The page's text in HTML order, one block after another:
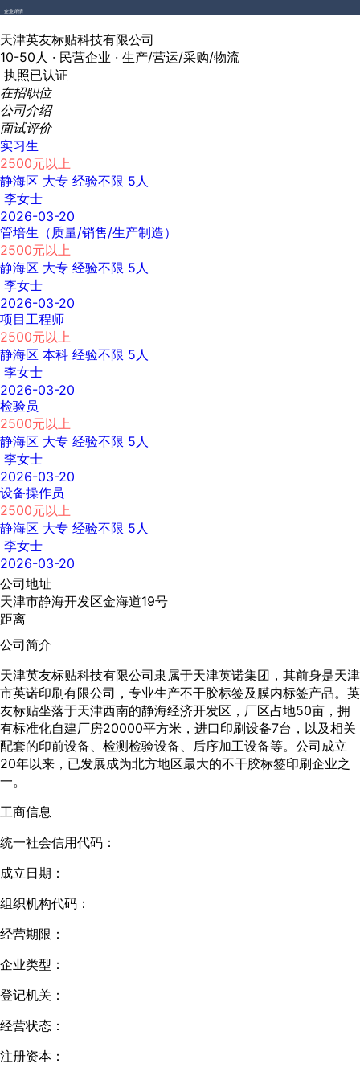
企业详情
天津英友标贴科技有限公司
10-50人 · 民营企业 · 生产/营运/采购/物流
执照已认证
在招职位
公司介绍
面试评价
实习生
2500元以上
静海区 大专 经验不限 5人
李女士
2026-03-20
管培生（质量/销售/生产制造）
2500元以上
静海区 大专 经验不限 5人
李女士
2026-03-20
项目工程师
2500元以上
静海区 本科 经验不限 5人
李女士
2026-03-20
检验员
2500元以上
静海区 大专 经验不限 5人
李女士
2026-03-20
设备操作员
2500元以上
静海区 大专 经验不限 5人
李女士
2026-03-20
公司地址
天津市静海开发区金海道19号
距离
公司简介
天津英友标贴科技有限公司隶属于天津英诺集团，其前身是天津
市英诺印刷有限公司，专业生产不干胶标签及膜内标签产品。英
友标贴坐落于天津西南的静海经济开发区，厂区占地50亩，拥
有标准化自建厂房20000平方米，进口印刷设备7台，以及相关
配套的印前设备、检测检验设备、后序加工设备等。公司成立
20年以来，已发展成为北方地区最大的不干胶标签印刷企业之
一。
工商信息
统一社会信用代码：
成立日期：
组织机构代码：
经营期限：
企业类型：
登记机关：
经营状态：
注册资本：